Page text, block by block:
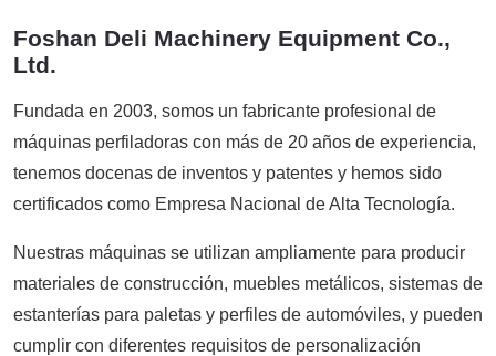
Foshan Deli Machinery Equipment Co.,
Ltd.
Fundada en 2003, somos un fabricante profesional de
máquinas perfiladoras con más de 20 años de experiencia,
tenemos docenas de inventos y patentes y hemos sido
certificados como Empresa Nacional de Alta Tecnología.
Nuestras máquinas se utilizan ampliamente para producir
materiales de construcción, muebles metálicos, sistemas de
estanterías para paletas y perfiles de automóviles, y pueden
cumplir con diferentes requisitos de personalización